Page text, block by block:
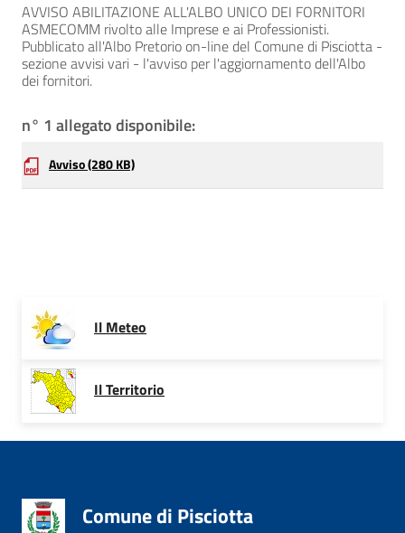
AVVISO ABILITAZIONE ALL'ALBO UNICO DEI FORNITORI
ASMECOMM rivolto alle Imprese e ai Professionisti.
Pubblicato all'Albo Pretorio on-line del Comune di Pisciotta -
sezione avvisi vari - l'avviso per l'aggiornamento dell'Albo
dei fornitori.
n° 1 allegato disponibile:
Avviso(280 KB)
Il Meteo
Il Territorio
Comune di Pisciotta